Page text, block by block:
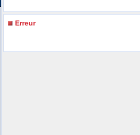
Erreur